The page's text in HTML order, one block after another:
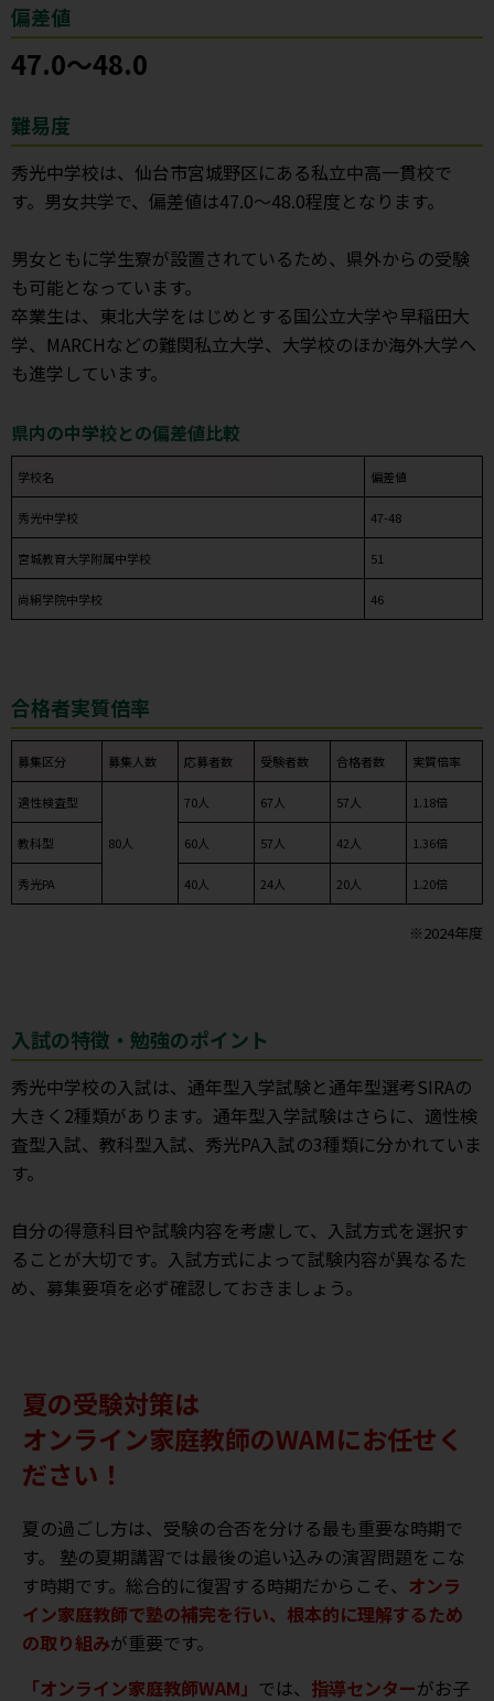
偏差値
47.0～48.0
難易度
秀光中学校は、仙台市宮城野区にある私立中高一貫校で
す。男女共学で、偏差値は47.0～48.0程度となります。
男女ともに学生寮が設置されているため、県外からの受験
も可能となっています。
卒業生は、東北大学をはじめとする国公立大学や早稲田大
学、MARCHなどの難関私立大学、大学校のほか海外大学へ
も進学しています。
県内の中学校との偏差値比較
学校名 偏差値
秀光中学校 47-48
宮城教育大学附属中学校 51
尚絅学院中学校 46
合格者実質倍率
募集区分 募集人数 応募者数 受験者数 合格者数 実質倍率
適性検査型
80人
70人 67人 57人 1.18倍
教科型 60人 57人 42人 1.36倍
秀光PA 40人 24人 20人 1.20倍
※2024年度
入試の特徴・勉強のポイント
秀光中学校の入試は、通年型入学試験と通年型選考SIRAの
大きく2種類があります。通年型入学試験はさらに、適性検
査型入試、教科型入試、秀光PA入試の3種類に分かれていま
す。
自分の得意科目や試験内容を考慮して、入試方式を選択す
ることが大切です。入試方式によって試験内容が異なるた
め、募集要項を必ず確認しておきましょう。
夏の受験対策は
オンライン家庭教師のWAMにお任せく
ださい！
夏の過ごし方は、受験の合否を分ける最も重要な時期で
す。 塾の夏期講習では最後の追い込みの演習問題をこな
す時期です。総合的に復習する時期だからこそ、 オンラ
イン家庭教師で塾の補完を行い、根本的に理解するため
の取り組みが重要です。
「オンライン家庭教師WAM」 では、 指導センターがお子